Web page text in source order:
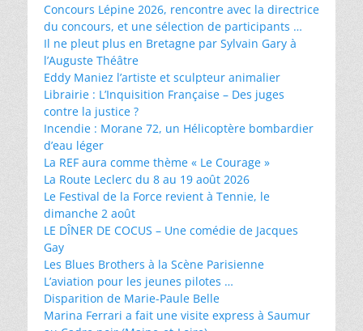
Concours Lépine 2026, rencontre avec la directrice
du concours, et une sélection de participants …
Il ne pleut plus en Bretagne par Sylvain Gary à
l’Auguste Théâtre
Eddy Maniez l’artiste et sculpteur animalier
Librairie : L’Inquisition Française – Des juges
contre la justice ?
Incendie : Morane 72, un Hélicoptère bombardier
d’eau léger
La REF aura comme thème « Le Courage »
La Route Leclerc du 8 au 19 août 2026
Le Festival de la Force revient à Tennie, le
dimanche 2 août
LE DÎNER DE COCUS – Une comédie de Jacques
Gay
Les Blues Brothers à la Scène Parisienne
L’aviation pour les jeunes pilotes …
Disparition de Marie-Paule Belle
Marina Ferrari a fait une visite express à Saumur